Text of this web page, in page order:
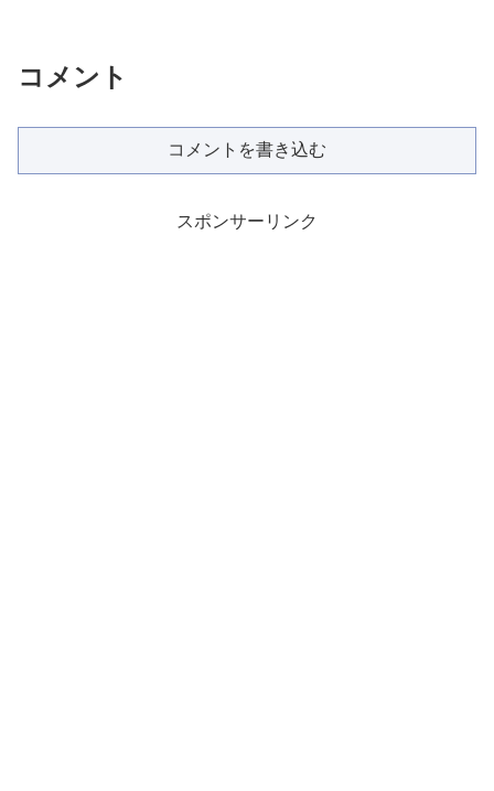
コメント
コメントを書き込む
スポンサーリンク